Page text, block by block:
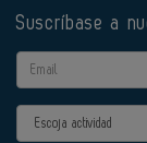
Suscríbase a
Email
Actividad